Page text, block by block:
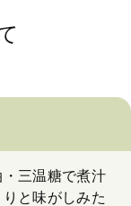
三温糖で煮汁
と味がしみた